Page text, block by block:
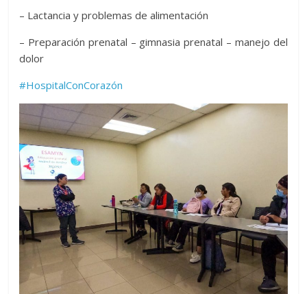
– ⁠Lactancia y problemas dealimentación
– ⁠Preparación prenatal – gimnasia prenatal – manejo del
dolor
#HospitalConCorazón